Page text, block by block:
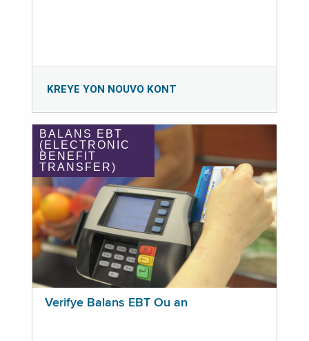
KREYE YON NOUVO KONT
BALANS EBT
(ELECTRONIC
BENEFIT
TRANSFER)
Verifye Balans EBT Ou an